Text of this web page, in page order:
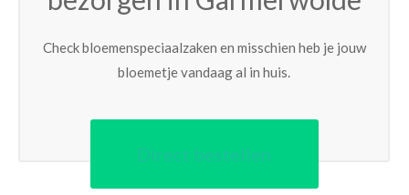
Check bloemenspeciaalzaken en misschien heb je jouw
bloemetje vandaag al in huis.
Direct bestellen